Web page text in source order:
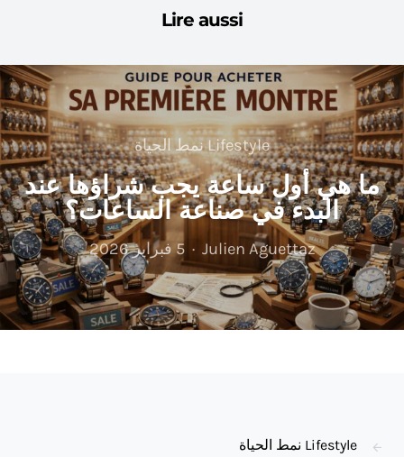
Lire aussi
Lifestyle نمط الحياة
ما هي أول ساعة يجب شراؤها عند
البدء في صناعة الساعات؟
Julien Aguettaz 5 فبراير 2026
Lifestyle نمط الحياة